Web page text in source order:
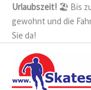
Zum
Inhalt
springen
Urlaubszeit! 🏖️ Bis
gewohnt und die
Sie da!